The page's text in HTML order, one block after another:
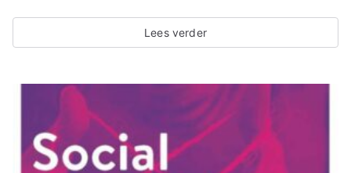
Lees verder